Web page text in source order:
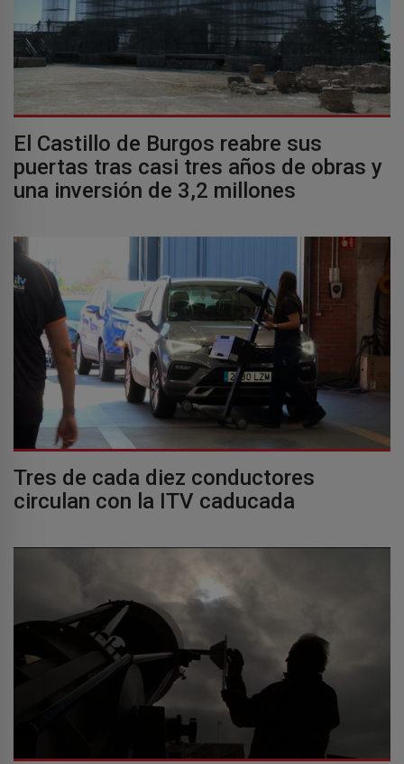
El Castillo de Burgos reabre sus
puertas tras casi tres años de obras y
una inversión de 3,2 millones
Tres de cada diez conductores
circulan con la ITV caducada